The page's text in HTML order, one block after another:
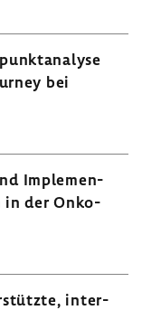
bei
Imple­men­
in der Onko­
inter­